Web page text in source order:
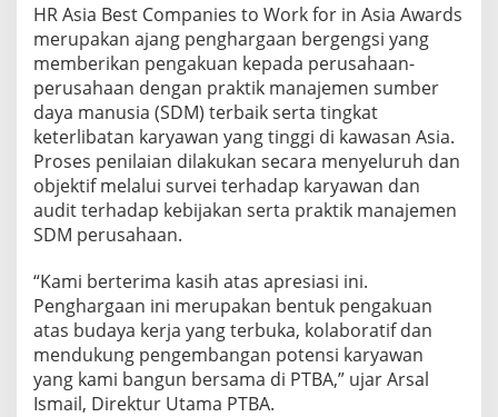
HR Asia Best Companies to Work for in Asia Awards
merupakan ajang penghargaan bergengsi yang
memberikan pengakuan kepada perusahaan-
perusahaan dengan praktik manajemen sumber
daya manusia (SDM) terbaik serta tingkat
keterlibatan karyawan yang tinggi di kawasan Asia.
Proses penilaian dilakukan secara menyeluruh dan
objektif melalui survei terhadap karyawan dan
audit terhadap kebijakan serta praktik manajemen
SDM perusahaan.
“Kami berterima kasih atas apresiasi ini.
Penghargaan ini merupakan bentuk pengakuan
atas budaya kerja yang terbuka, kolaboratif dan
mendukung pengembangan potensi karyawan
yang kami bangun bersama di PTBA,” ujar Arsal
Ismail, Direktur Utama PTBA.